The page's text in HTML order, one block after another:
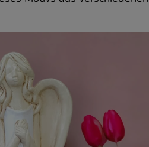
den unten aufgeführten
gilt die Verordnung (EU) 2016/
und des Rates vom 27. April
bei der Verarbeitung
zum freien Datenverkehr zur
tritt in Kraft /EG (allgemein als
gilt in allen Ländern der
Umfang.